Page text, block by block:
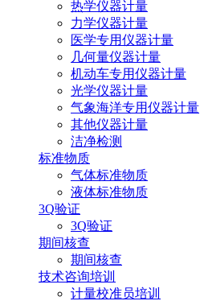
热学仪器计量
力学仪器计量
医学专用仪器计量
几何量仪器计量
机动车专用仪器计量
光学仪器计量
气象海洋专用仪器计量
其他仪器计量
洁净检测
标准物质
气体标准物质
液体标准物质
3Q验证
3Q验证
期间核查
期间核查
技术咨询培训
计量校准员培训